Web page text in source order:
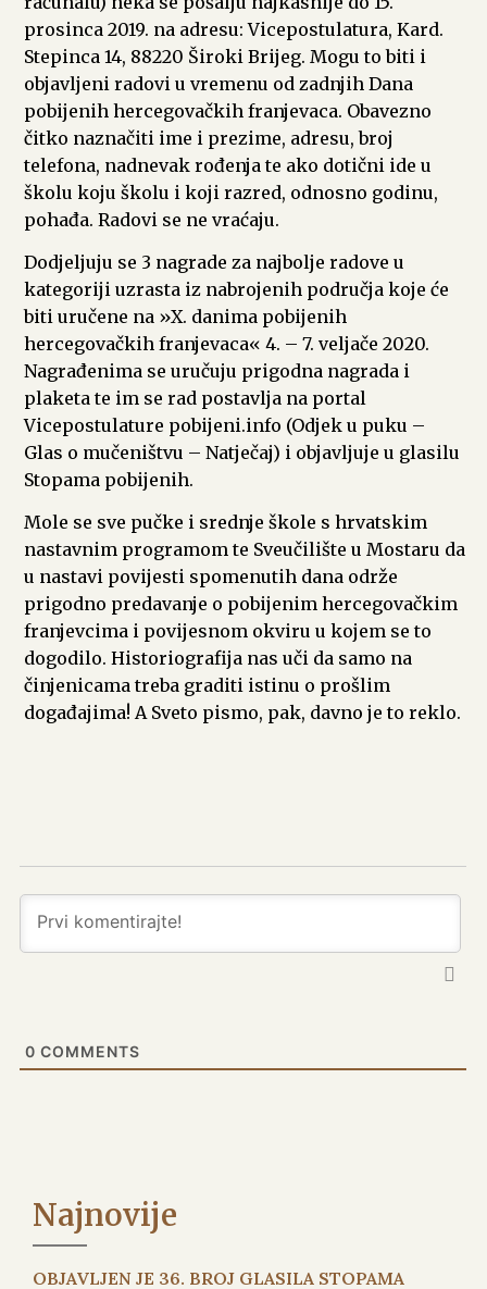
prosinca 2019. na adresu: Vicepostulatura, Kard.
Stepinca 14, 88220 Široki Brijeg. Mogu to biti i
objavljeni radovi u vremenu od zadnjih Dana
pobijenih hercegovačkih franjevaca. Obavezno
čitko naznačiti ime i prezime, adresu, broj
telefona, nadnevak rođenja te ako dotični ide u
školu koju školu i koji razred, odnosno godinu,
pohađa. Radovi se ne vraćaju.
Dodjeljuju se 3 nagrade za najbolje radove u
kategoriji uzrasta iz nabrojenih područja koje će
biti uručene na »X. danima pobijenih
hercegovačkih franjevaca« 4. – 7. veljače 2020.
Nagrađenima se uručuju prigodna nagrada i
plaketa te im se rad postavlja na portal
Vicepostulature pobijeni.info (Odjek u puku –
Glas o mučeništvu – Natječaj) i objavljuje u glasilu
Stopama pobijenih.
Mole se sve pučke i srednje škole s hrvatskim
nastavnim programom te Sveučilište u Mostaru da
u nastavi povijesti spomenutih dana održe
prigodno predavanje o pobijenim hercegovačkim
franjevcima i povijesnom okviru u kojem se to
dogodilo. Historiografija nas uči da samo na
činjenicama treba graditi istinu o prošlim
događajima! A Sveto pismo, pak, davno je to reklo.
0 COMMENTS
Najnovije
OBJAVLJEN JE 36. BROJ GLASILA STOPAMA